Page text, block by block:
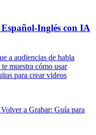
Inglés con IA
a audiencias de habla
muestra cómo usar
para crear videos